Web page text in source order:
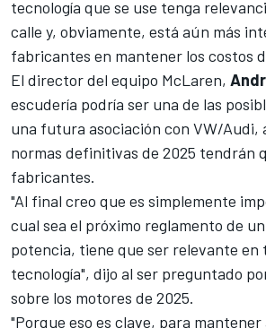
tecnología que se use tenga
calle y, obviamente, está aún más
fabricantes en mantener los costos
El director del equipo McLaren,
escudería podría ser una de las
una futura asociación con VW/Audi,
normas definitivas de 2025 tendrán
fabricantes.
"Al final creo que es simplemente
cual sea el próximo reglamento de
potencia, tiene que ser relevante en
tecnología", dijo al ser preguntado
sobre los motores de 2025.
"Porque eso es clave, para